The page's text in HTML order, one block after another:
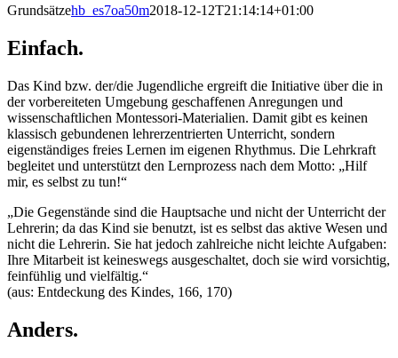
Grundsätzehb_es7oa50m2018-12-12T21:14:14+01:00
Einfach.
Das Kind bzw. der/die Jugendliche ergreift die Initiative über die in
der vorbereiteten Umgebung geschaffenen Anregungen und
wissenschaftlichen Montessori-Materialien. Damit gibt es keinen
klassisch gebundenen lehrerzentrierten Unterricht, sondern
eigenständiges freies Lernen im eigenen Rhythmus. Die Lehrkraft
begleitet und unterstützt den Lernprozess nach dem Motto: „Hilf
mir, es selbst zu tun!“
„Die Gegenstände sind die Hauptsache und nicht der Unterricht der
Lehrerin; da das Kind sie benutzt, ist es selbst das aktive Wesen und
nicht die Lehrerin. Sie hat jedoch zahlreiche nicht leichte Aufgaben:
Ihre Mitarbeit ist keineswegs ausgeschaltet, doch sie wird vorsichtig,
feinfühlig und vielfältig.“
(aus: Entdeckung des Kindes, 166, 170)
Anders.